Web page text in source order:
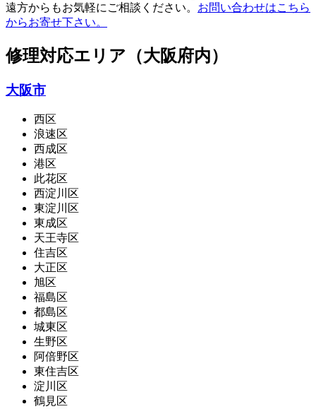
遠方からもお気軽にご相談ください。 お問い合わせはこちら
からお寄せ下さい。
修理対応エリア（大阪府内）
大阪市
西区
浪速区
西成区
港区
此花区
西淀川区
東淀川区
東成区
天王寺区
住吉区
大正区
旭区
福島区
都島区
城東区
生野区
阿倍野区
東住吉区
淀川区
鶴見区